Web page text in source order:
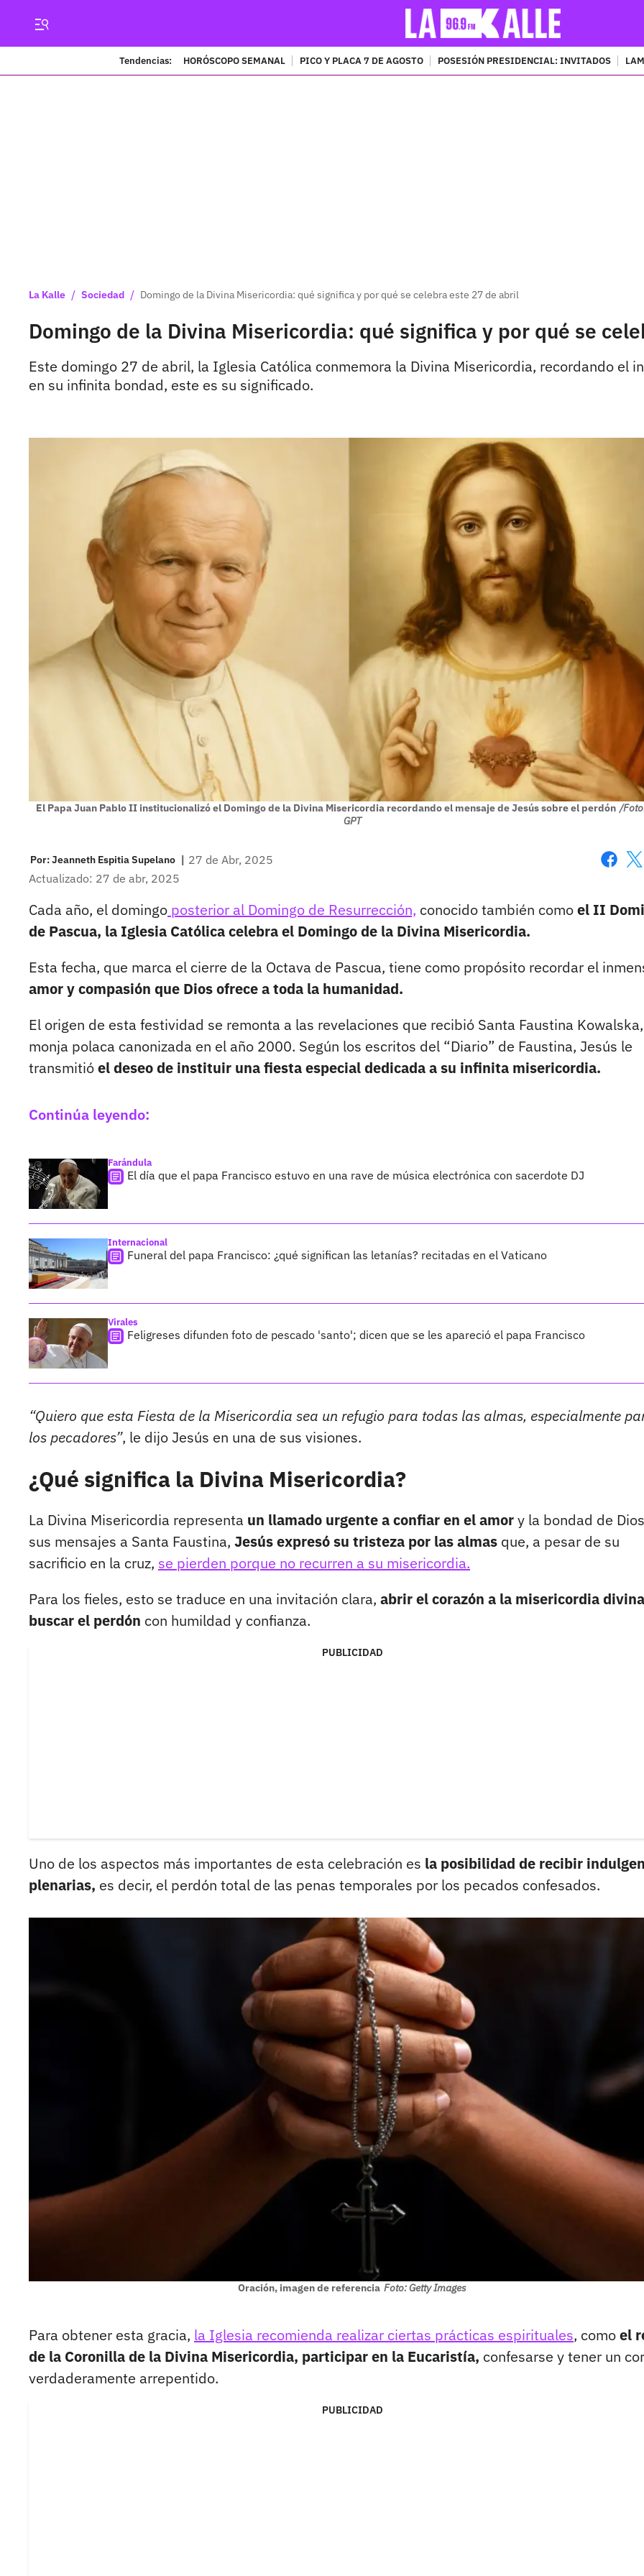
Tendencias: HORÓSCOPO SEMANAL PICO Y PLACA 7 DE AGOSTO POSESIÓN PRESIDENCIAL: INVITADOS
La Kalle / Sociedad / Domingo de la Divina Misericordia: qué significa y por qué se celebra este 27 de abril
Domingo de la Divina Misericordia: qué significa y por qué se
Este domingo 27 de abril, la Iglesia Católica conmemora la Divina Misericordia, recordando el
en su infinita bondad, este es su significado.
El Papa Juan Pablo II institucionalizó el Domingo de la Divina Misericordia recordando el mensaje de Jesús sobre el perdón /
GPT
Por:Jeanneth Espitia Supelano | 27 de Abr, 2025
Actualizado: 27 de abr, 2025
Cada año, el domingo posterior al Domingo de Resurrección, conocido también comoel II
de Pascua, la Iglesia Católica celebra el Domingo de la Divina Misericordia.
Esta fecha, que marca el cierre de la Octava de Pascua, tiene como propósito recordar el
amor y compasión que Dios ofrece a toda la humanidad.
El origen de esta festividad se remonta a las revelaciones que recibió Santa Faustina
monja polaca canonizada en el año 2000. Según los escritos del “Diario” de Faustina, Jesús le
transmitióel deseo de instituir una fiesta especial dedicada a su infinita misericordia.
Continúa leyendo:
Farándula
El día que el papa Francisco estuvo en una rave de música electrónica con sacerdote DJ
Internacional
Funeral del papa Francisco: ¿qué significan las letanías? recitadas en el Vaticano
Virales
Feligreses difunden foto de pescado 'santo'; dicen que se les apareció el papa Francisco
“Quiero que esta Fiesta de la Misericordia sea un refugio para todas las almas, especialmente
los pecadores”, le dijo Jesús en una de sus visiones.
¿Qué significa la Divina Misericordia?
La Divina Misericordia representa un llamado urgente a confiar en el amory la bondad de
sus mensajes a Santa Faustina, Jesús expresó su tristeza por las almas que, a pesar de su
sacrificio en la cruz, se pierden porque no recurren a su misericordia.
Para los fieles, esto se traduce en una invitación clara, abrir el corazón a la misericordia
buscar el perdón con humildad y confianza.
PUBLICIDAD
Uno de los aspectos más importantes de esta celebración es la posibilidad de recibir
plenarias, es decir, el perdón total de las penas temporales por los pecados confesados.
Oración, imagen de referencia Foto: Getty Images
Para obtener esta gracia, la Iglesia recomienda realizar ciertas prácticas espirituales, comoel
de la Coronilla de la Divina Misericordia, participar en la Eucaristía, confesarse y tener un
verdaderamente arrepentido.
PUBLICIDAD